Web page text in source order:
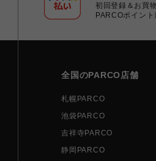
初回登録＆お買
PARCOポイント
全国のPARCO店舗
札幌PARCO
池袋PARCO
吉祥寺PARCO
静岡PARCO